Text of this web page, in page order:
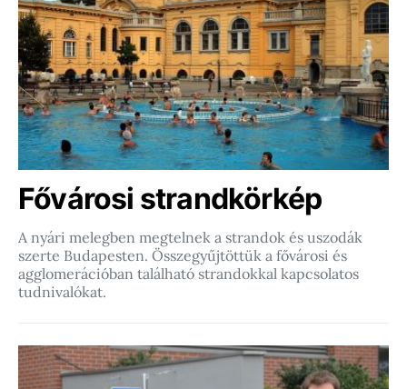
Fővárosi strandkörkép
A nyári melegben megtelnek a strandok és uszodák
szerte Budapesten. Összegyűjtöttük a fővárosi és
agglomerációban található strandokkal kapcsolatos
tudnivalókat.